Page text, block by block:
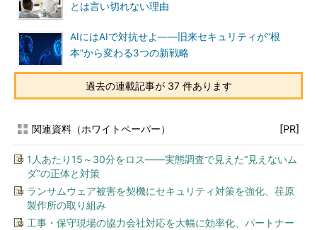
とは言い切れない理由
AIにはAIで対抗せよ――旧来セキュリティが“根
本”から変わる3つの新戦略
過去の連載記事が 37 件あります
関連資料（ホワイトペーパー） [PR]
1人あたり15～30分をロス――実態調査で見えた“見えないム
ダ”の正体と対策
ランサムウェア被害を契機にセキュリティ対策を強化、荏原
製作所の取り組み
工事・保守現場の協力会社対応を大幅に効率化、パートナー